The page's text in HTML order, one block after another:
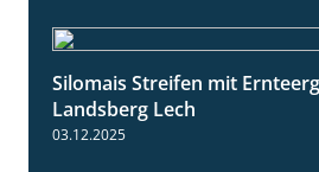
Silomais Streifen mit
Landsberg Lech
03.12.2025